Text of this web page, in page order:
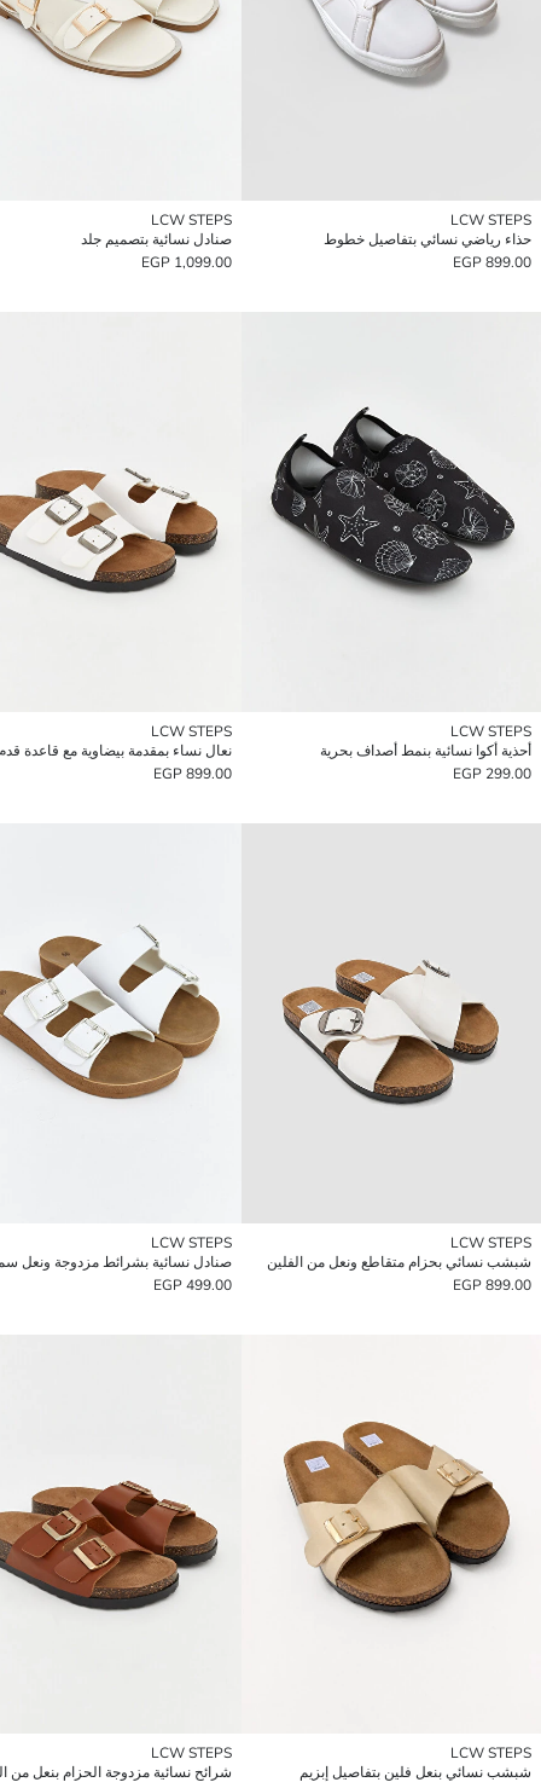
LCW STEPS
حذاء رياضي نسائي بتفاصيل خطوط
899.00 EGP
LCW STEPS
صنادل نسائية بتصميم جلد
1,099.00 EGP
LCW STEPS
أحذية أكوا نسائية بنمط أصداف بحرية
299.00 EGP
LCW STEPS
899.00 EGP
LCW STEPS
شبشب نسائي بحزام متقاطع ونعل من الفلين
899.00 EGP
LCW STEPS
صنادل نسائية بشرائط مزدوجة ونعل
499.00 EGP
LCW STEPS
شبشب نسائي بنعل فلين بتفاصيل إبزيم
LCW STEPS
شرائح نسائية مزدوجة الحزام بنعل من